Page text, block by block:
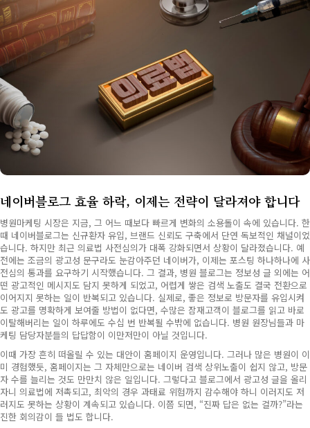
네이버블로그 효율 하락, 이제는 전략이 달라져야 합니다
병원마케팅 시장은 지금, 그 어느 때보다 빠르게 변화의 소용돌이 속에 있습니다. 한
때 네이버블로그는 신규환자 유입, 브랜드 신뢰도 구축에서 단연 독보적인 채널이었
습니다. 하지만 최근 의료법 사전심의가 대폭 강화되면서 상황이 달라졌습니다. 예
전에는 조금의 광고성 문구라도 눈감아주던 네이버가, 이제는 포스팅 하나하나에 사
전심의 통과를 요구하기 시작했습니다. 그 결과, 병원 블로그는 정보성 글 외에는 어
떤 광고적인 메시지도 담지 못하게 되었고, 어렵게 쌓은 검색 노출도 결국 전환으로
이어지지 못하는 일이 반복되고 있습니다. 실제로, 좋은 정보로 방문자를 유입시켜
도 광고를 명확하게 보여줄 방법이 없다면, 수많은 잠재고객이 블로그를 읽고 바로
이탈해버리는 일이 하루에도 수십 번 반복될 수밖에 없습니다. 병원 원장님들과 마
케팅 담당자분들의 답답함이 이만저만이 아닐 것입니다.
이때 가장 흔히 떠올릴 수 있는 대안이 홈페이지 운영입니다. 그러나 많은 병원이 이
미 경험했듯, 홈페이지는 그 자체만으로는 네이버 검색 상위노출이 쉽지 않고, 방문
자 수를 늘리는 것도 만만치 않은 일입니다. 그렇다고 블로그에서 광고성 글을 올리
자니 의료법에 저촉되고, 최악의 경우 과태료 위험까지 감수해야 하니 이러지도 저
러지도 못하는 상황이 계속되고 있습니다. 이쯤 되면, “진짜 답은 없는 걸까?”라는
진한 회의감이 들 법도 합니다.